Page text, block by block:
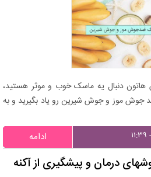
دنبال یه ماسک خوب و موثر هستید،
جوش موز و جوش شیرین رو یاد بگیرید و به
ادامه
درمان و پیشگیری از آکنه